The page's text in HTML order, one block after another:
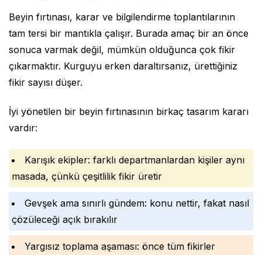
Beyin fırtınası, karar ve bilgilendirme toplantılarının
tam tersi bir mantıkla çalışır. Burada amaç bir an önce
sonuca varmak değil, mümkün olduğunca çok fikir
çıkarmaktır. Kurguyu erken daraltırsanız, ürettiğiniz
fikir sayısı düşer.
İyi yönetilen bir beyin fırtınasının birkaç tasarım kararı
vardır:
Karışık ekipler: farklı departmanlardan kişiler aynı
masada, çünkü çeşitlilik fikir üretir
Gevşek ama sınırlı gündem: konu nettir, fakat nasıl
çözüleceği açık bırakılır
Yargısız toplama aşaması: önce tüm fikirler